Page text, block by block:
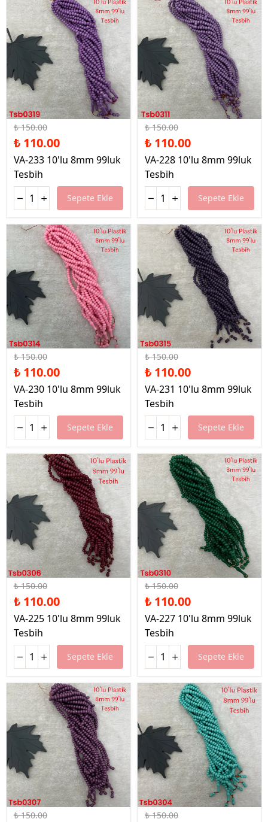
%27 İndirim
₺ 150.00
₺ 110.00
VA-233 10'lu 8mm 99luk
Tesbih
Sepete Ekle
%27 İndirim
₺ 150.00
₺ 110.00
VA-228 10'lu 8mm 99luk
Tesbih
Sepete Ekle
%27 İndirim
₺ 150.00
₺ 110.00
VA-230 10'lu 8mm 99luk
Tesbih
Sepete Ekle
%27 İndirim
₺ 150.00
₺ 110.00
VA-231 10'lu 8mm 99luk
Tesbih
Sepete Ekle
%27 İndirim
₺ 150.00
₺ 110.00
VA-225 10'lu 8mm 99luk
Tesbih
Sepete Ekle
%27 İndirim
₺ 150.00
₺ 110.00
VA-227 10'lu 8mm 99luk
Tesbih
Sepete Ekle
%27 İndirim
₺ 150.00
%27 İndirim
₺ 150.00